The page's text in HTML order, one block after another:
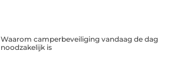
Waarom camperbeveiliging vandaag de dag
noodzakelijk is